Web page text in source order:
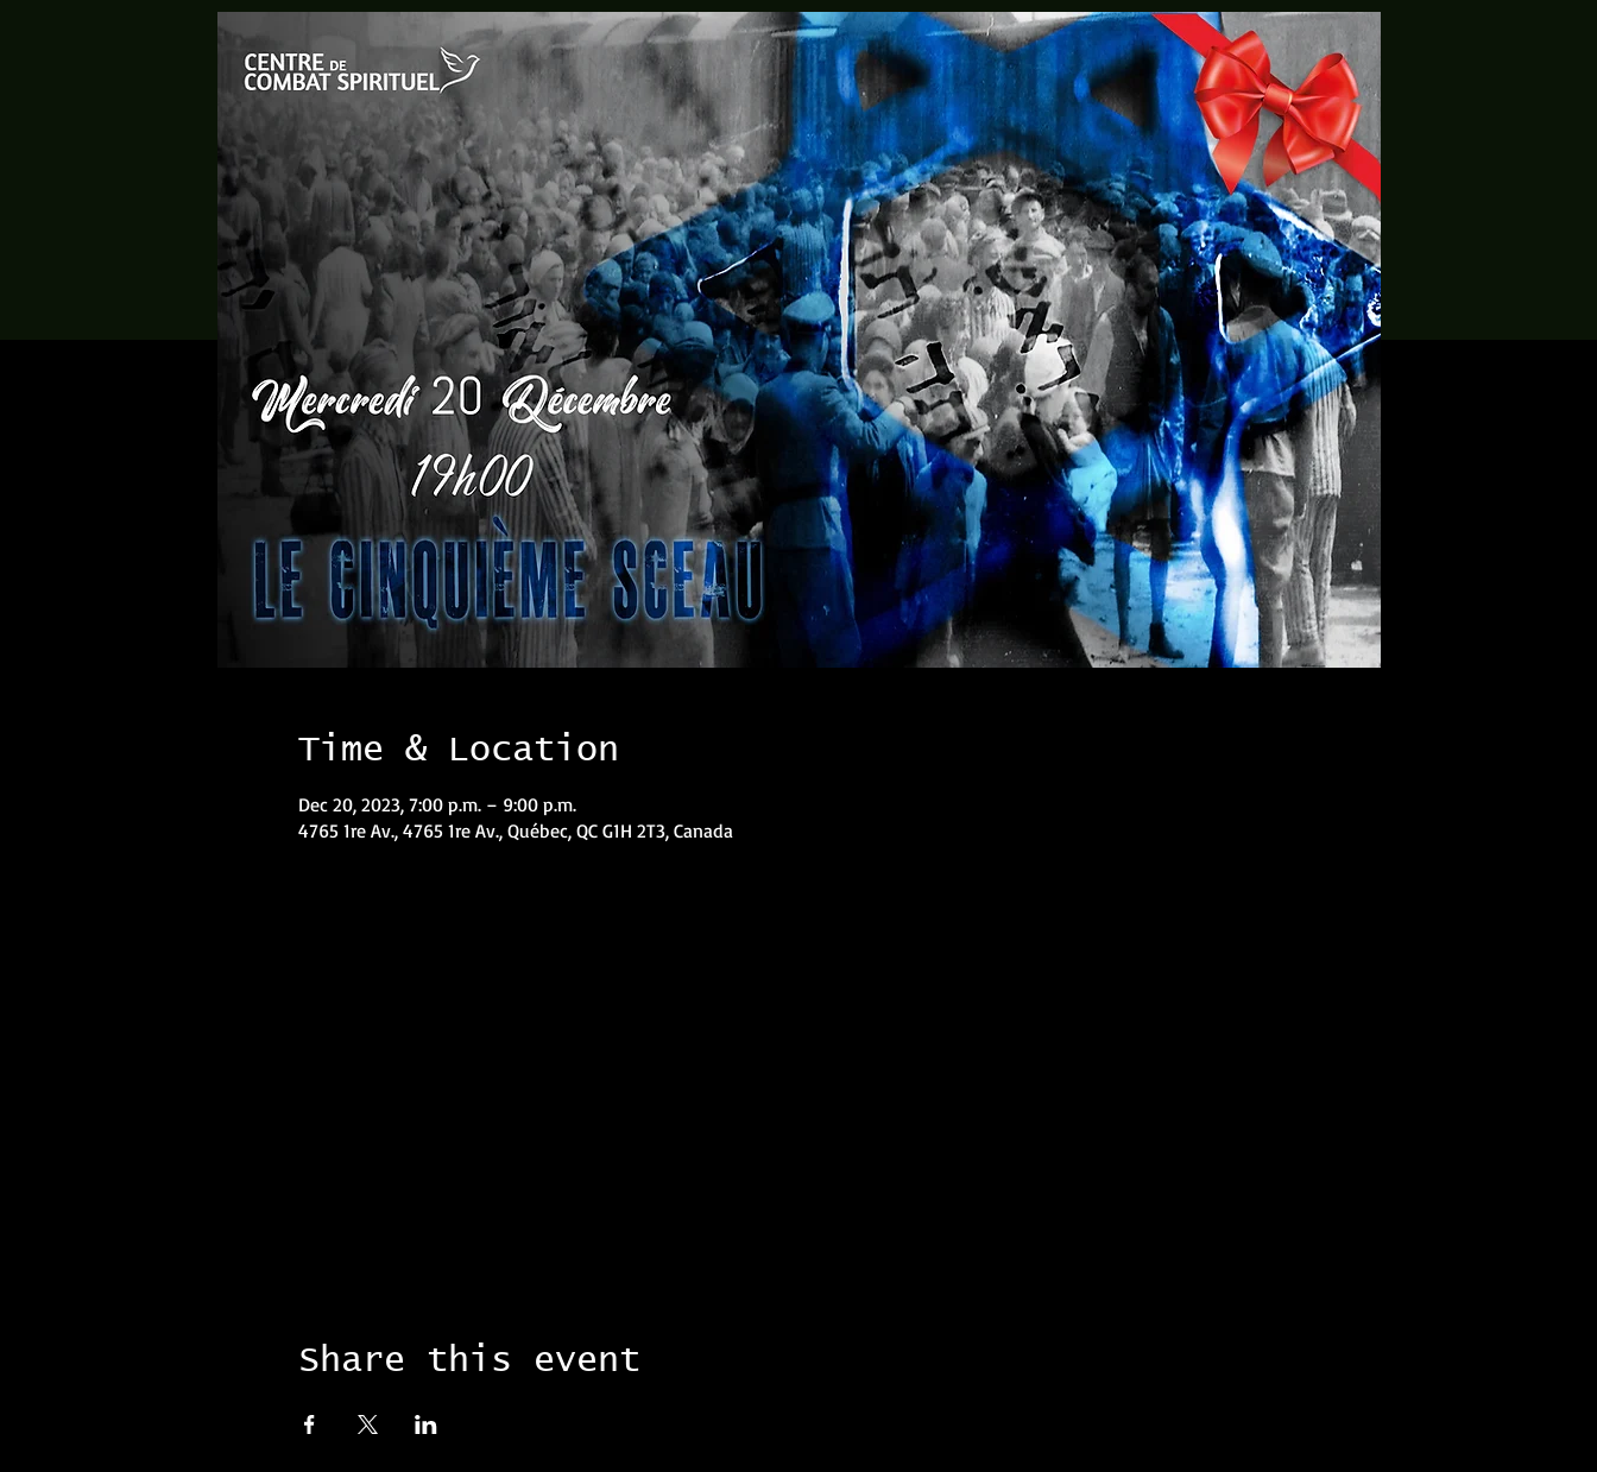
Time & Location
Dec 20, 2023, 7:00 p.m. – 9:00 p.m.
4765 1re Av., 4765 1re Av., Québec, QC G1H 2T3, Canada
Share this event